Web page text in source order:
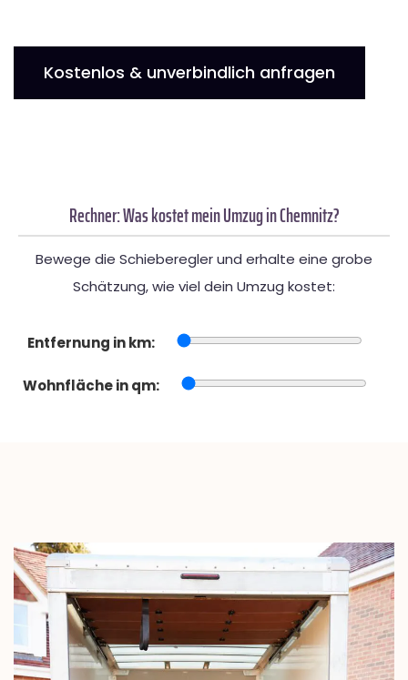
Kostenlos & unverbindlich anfragen
Rechner: Was kostet mein Umzug in Chemnitz?
Bewege die Schieberegler und erhalte eine grobe
Schätzung, wie viel dein Umzug kostet:
Entfernung in km:
Wohnfläche in qm: